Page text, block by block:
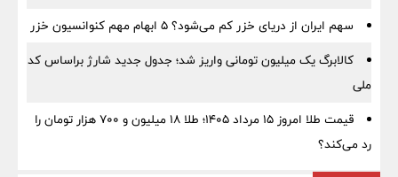
سهم ایران از دریای خزر کم می‌شود؟ ۵ ابهام مهم کنوانسیون خزر
کالابرگ یک میلیون تومانی واریز شد؛ جدول جدید شارژ براساس کد
ملی
قیمت طلا امروز ۱۵ مرداد ۱۴۰۵؛ طلا ۱۸ میلیون و ۷۰۰ هزار تومان را
رد می‌کند؟